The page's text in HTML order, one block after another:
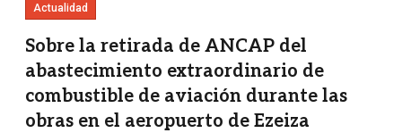
Actualidad
Sobre la retirada de ANCAP del
abastecimiento extraordinario de
combustible de aviación durante las
obras en el aeropuerto de Ezeiza